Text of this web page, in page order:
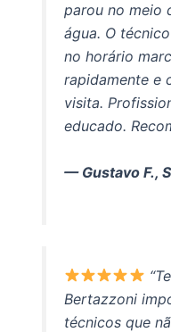
parou no meio
água. O
no horário
rapidamente e
visita.
educado.
— Gustavo F.,
Bertazzoni
técnicos que